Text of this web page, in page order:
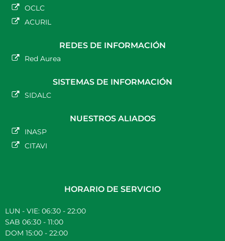
OCLC
ACURIL
REDES DE INFORMACIÓN
Red Aurea
SISTEMAS DE INFORMACIÓN
SIDALC
NUESTROS ALIADOS
INASP
CITAVI
HORARIO DE SERVICIO
LUN - VIE: 06:30 - 22:00
SAB 06:30 - 11:00
DOM 15:00 - 22:00